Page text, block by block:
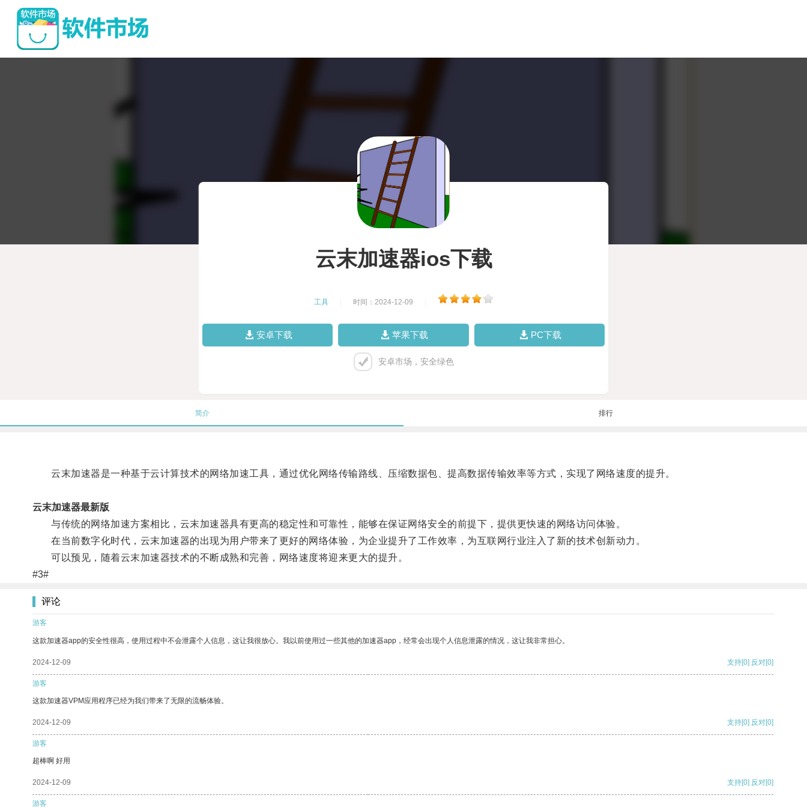
云末加速器ios下载
工具 时间：2024-12-09
安卓下载 苹果下载 PC下载
安卓市场，安全绿色
简介 排行
云末加速器是一种基于云计算技术的网络加速工具，通过优化网络传输路线、压缩数据包、提高数据传输效率等方式，实现了网络速度的提升。
云末加速器最新版
与传统的网络加速方案相比，云末加速器具有更高的稳定性和可靠性，能够在保证网络安全的前提下，提供更快速的网络访问体验。
在当前数字化时代，云末加速器的出现为用户带来了更好的网络体验，为企业提升了工作效率，为互联网行业注入了新的技术创新动力。
可以预见，随着云末加速器技术的不断成熟和完善，网络速度将迎来更大的提升。
#3#
评论
游客
这款加速器app的安全性很高，使用过程中不会泄露个人信息，这让我很放心。我以前使用过一些其他的加速器app，经常会出现个人信息泄露的情况，这让我非常担心。
2024-12-09 支持[0] 反对[0]
游客
这款加速器VPM应用程序已经为我们带来了无限的流畅体验。
2024-12-09 支持[0] 反对[0]
游客
超棒啊 好用
2024-12-09 支持[0] 反对[0]
游客